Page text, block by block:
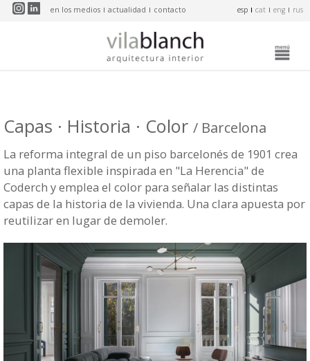
Pasar al contenido principal
en los medios actualidad contacto esp cat eng rus
Capas · Historia · Color / Barcelona
La reforma integral de un piso barcelonés de 1901 crea
una planta flexible inspirada en "La Herencia" de
Coderch y emplea el color para señalar las distintas
capas de la historia de la vivienda. Una clara apuesta por
reutilizar en lugar de demoler.